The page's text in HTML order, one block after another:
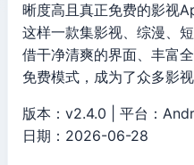
晰度高且真正免费的影视
这样一款集影视、综漫、
借干净清爽的界面、丰富
免费模式，成为了众多影
版本：v2.4.0 | 平台：
日期：2026-06-28